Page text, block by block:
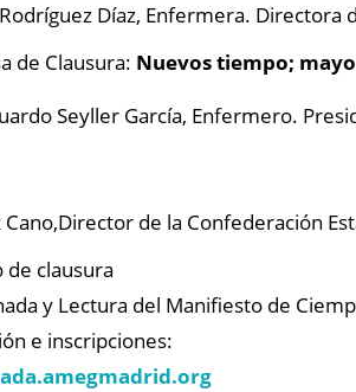
Díaz, Enfermera.
de Clausura: Nuevos tiempo;
Seyller García, Enfermero.
de la Confederación
de clausura
y Lectura del Manifiesto de
e inscripciones: